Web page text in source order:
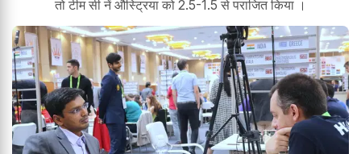
तो टीम सी नें औस्ट्रिया को 2.5-1.5 से पराजित किया ।